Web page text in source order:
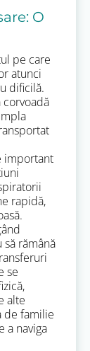
O
pe care
atunci
dificilă.
important
rapidă,
să rămână
se
alte
de familie
a naviga